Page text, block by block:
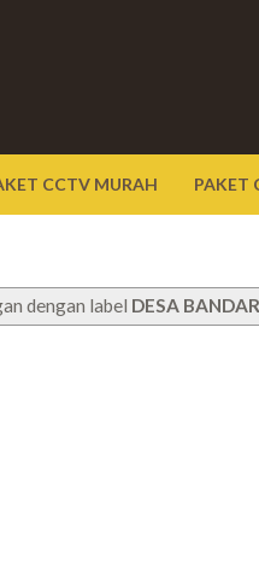
CCTV MURAH PAKET
dengan label DESA